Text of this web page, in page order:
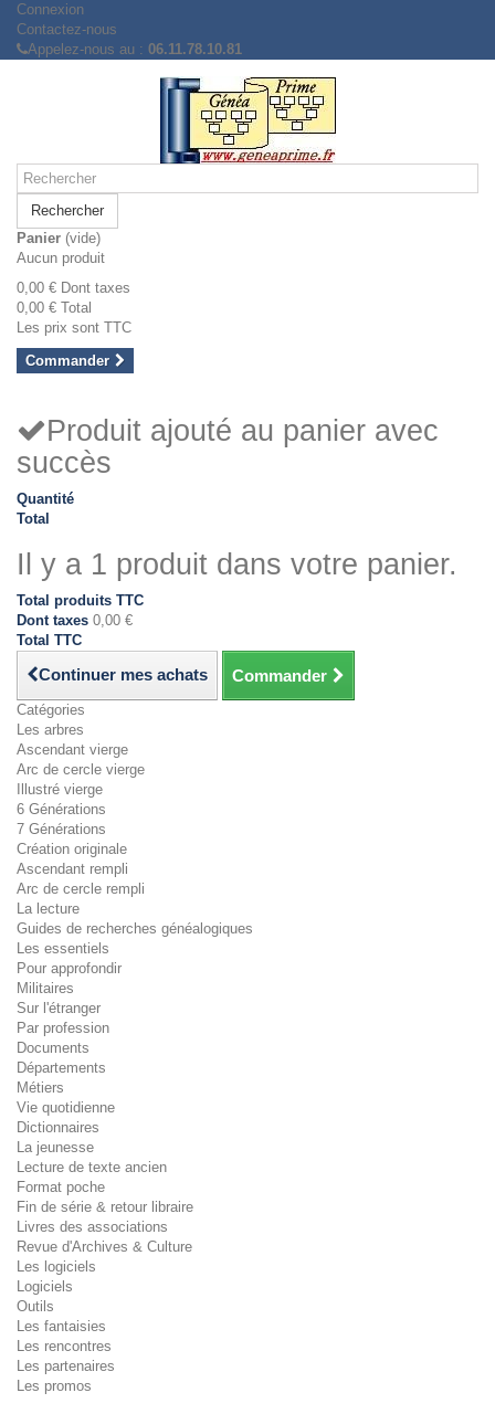
Connexion
Contactez-nous
Appelez-nous au : 06.11.78.10.81
Rechercher
Panier (vide)
Aucun produit
0,00 € Dont taxes
0,00 € Total
Les prix sont TTC
Commander
Produit ajouté au panier avec
succès
Quantité
Total
Il y a 1 produit dans votre panier.
Total produits TTC
Dont taxes 0,00 €
Total TTC
Continuer mes achats Commander
Catégories
Les arbres
Ascendant vierge
Arc de cercle vierge
Illustré vierge
6 Générations
7 Générations
Création originale
Ascendant rempli
Arc de cercle rempli
La lecture
Guides de recherches généalogiques
Les essentiels
Pour approfondir
Militaires
Sur l'étranger
Par profession
Documents
Départements
Métiers
Vie quotidienne
Dictionnaires
La jeunesse
Lecture de texte ancien
Format poche
Fin de série & retour libraire
Livres des associations
Revue d'Archives & Culture
Les logiciels
Logiciels
Outils
Les fantaisies
Les rencontres
Les partenaires
Les promos